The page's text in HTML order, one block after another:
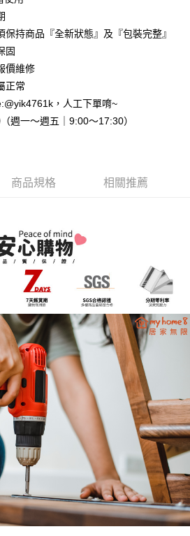
分期的期數、繳款截止日，確認付款後即完
用金額請依後續交易確認頁面所載為準。
確認交易或遇審核未通過，訂單將自動取
大哥付你分期」於每月結算日後寄送繳費提
選擇「超商條碼／台灣大直營門市／銀行轉
買商品或服務，並由商店將買賣／分期付款
提供予台灣大哥大進項蒐集、處理及利用，
所需資料之確認、核對及更正。
下連結： https://oppay.tw/userRule
之後才付款」的支付方式。 讓您購物簡單
綁卡、不需儲值。
認證，即可結帳。
程】
先享後付」後，將跳轉至「AFTEE先享後付」
金額後，即可完成結帳。
需立刻繳費，但若您需要取消訂單，請聯絡
取消之訂單仍視為有效，需透過AFTEE先享
退款等相關疑問，請聯繫「AFTEE先享後付
support/home
司提供之「AFTEE先享後付」服務完成之交
供個人資料，並將交易相關給付款項請求債
。
瀏覽以下網址：
法定代理人或監護人之同意方可使用
同意申辦者引起之損失，本公司不負相關責
時，將依據個別帳號之用戶狀況，依本公司即
仍有額度不足之情形，本公司將視審查結果
用他人資訊註冊。若發現惡意使用之情形，
停止該用戶之使用額度並採取法律行動。
車趟為週一至六 2.無組裝，只送至一
配送組裝
以上)免運費
持商品『全新狀態』及『包裝完整』
固
價維修
正常
，人工下單唷~
週一～週五｜9:00～17:30）
商品規格 相關推薦